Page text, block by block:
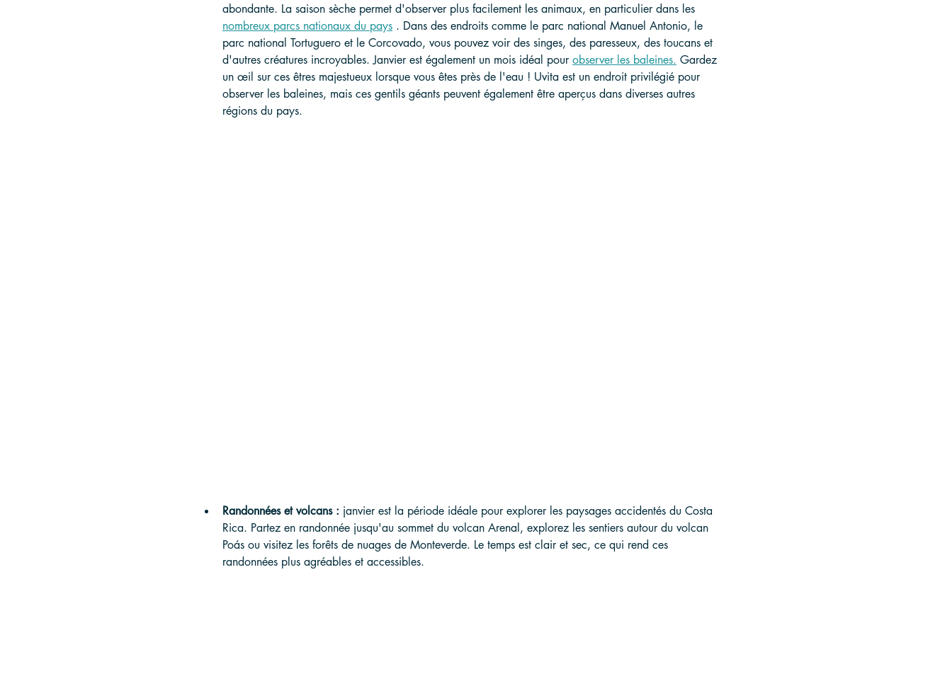
abondante. La saison sèche permet d'observer plus facilement les animaux, en particulier dans les
nombreux parcs nationaux du pays . Dans des endroits comme le parc national Manuel Antonio, le
parc national Tortuguero et le Corcovado, vous pouvez voir des singes, des paresseux, des toucans et
d'autres créatures incroyables. Janvier est également un mois idéal pour observer les baleines. Gardez
un œil sur ces êtres majestueux lorsque vous êtes près de l'eau ! Uvita est un endroit privilégié pour
observer les baleines, mais ces gentils géants peuvent également être aperçus dans diverses autres
régions du pays.
Randonnées et volcans : janvier est la période idéale pour explorer les paysages accidentés du Costa
Rica. Partez en randonnée jusqu'au sommet du volcan Arenal, explorez les sentiers autour du volcan
Poás ou visitez les forêts de nuages de Monteverde. Le temps est clair et sec, ce qui rend ces
randonnées plus agréables et accessibles.